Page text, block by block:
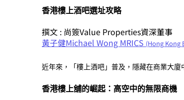
香港樓上酒吧選址攻略
撰文 : 尚簽Value Properties資深董事
黃子健Michael Wong MRICS (Hong Kong
近年來，「樓上酒吧」普及，隱藏在商業大
香港樓上舖的崛起：高空中的無限商機